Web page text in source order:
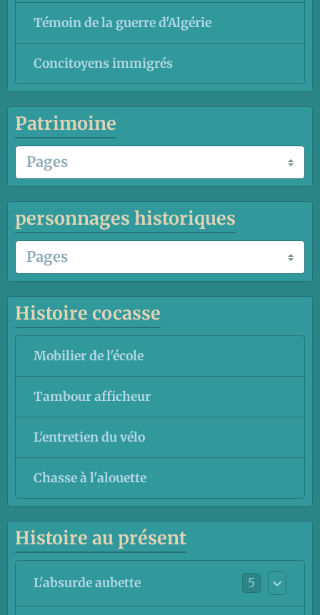
Témoin de la guerre d'Algérie
Concitoyens immigrés
Patrimoine
personnages historiques
Histoire cocasse
Mobilier de l'école
Tambour afficheur
L'entretien du vélo
Chasse à l'alouette
Histoire au présent
L'absurde aubette 5